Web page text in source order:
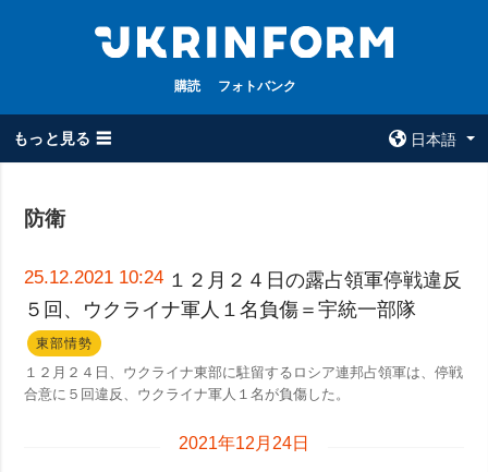
購読 フォトバンク
もっと見る ☰
日本語
戦争
被占領地
政治
経済・復興
ルム
ウクルインフォル
ムについて
コンタクト
防衛
25.12.2021 10:24 １２月２４日の露占領軍停戦違反
５回、ウクライナ軍人１名負傷＝宇統一部隊
東部情勢
１２月２４日、ウクライナ東部に駐留するロシア連邦占領軍は、停戦
合意に５回違反、ウクライナ軍人１名が負傷した。
2021年12月24日